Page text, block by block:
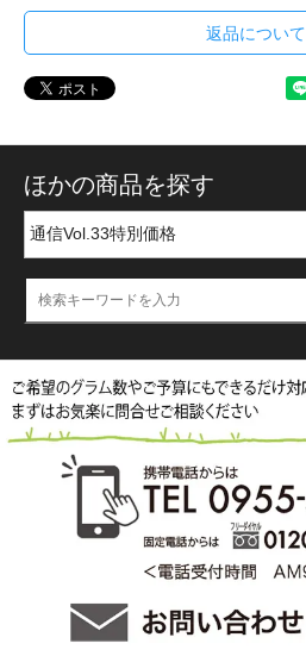
返品について
ほかの商品を探す